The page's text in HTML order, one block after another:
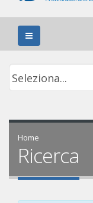
Home
Ricerca